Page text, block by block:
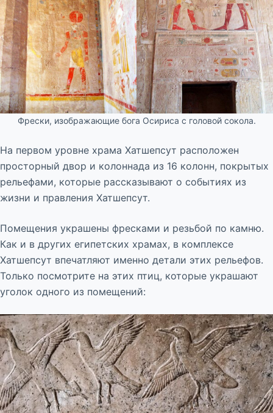
Фрески, изображающие бога Осириса с головой сокола.
На первом уровне храма Хатшепсут расположен
просторный двор и колоннада из 16 колонн, покрытых
рельефами, которые рассказывают о событиях из
жизни и правления Хатшепсут.
Помещения украшены фресками и резьбой по камню.
Как и в других египетских храмах, в комплексе
Хатшепсут впечатляют именно детали этих рельефов.
Только посмотрите на этих птиц, которые украшают
уголок одного из помещений: